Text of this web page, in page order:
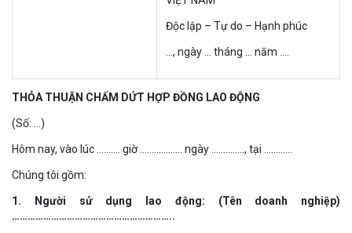
Độc lập – Tự do – Hạnh phúc
…, ngày … tháng … năm ….
THỎA THUẬN CHẤM DỨT HỢP ĐỒNG LAO ĐỘNG
(Số: …)
Hôm nay, vào lúc ………. giờ ……………… ngày ………….., tại …………
Chúng tôi gồm:
1. Người sử dụng lao động: (Tên doanh nghiệp)
……………………………………………………..